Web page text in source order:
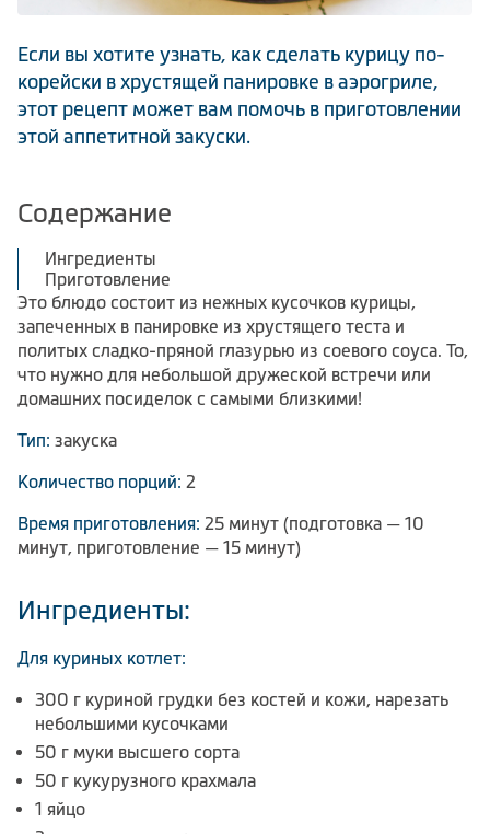
Если вы хотите узнать, как сделать курицу по-
корейски в хрустящей панировке в аэрогриле,
этот рецепт может вам помочь в приготовлении
этой аппетитной закуски.
Содержание
Ингредиенты
Приготовление
Это блюдо состоит из нежных кусочков курицы,
запеченных в панировке из хрустящего теста и
политых сладко-пряной глазурью из соевого соуса. То,
что нужно для небольшой дружеской встречи или
домашних посиделок с самыми близкими!
Тип: закуска
Количество порций: 2
Время приготовления: 25 минут (подготовка — 10
минут, приготовление — 15 минут)
Ингредиенты:
Для куриных котлет:
300 г куриной грудки без костей и кожи, нарезать
небольшими кусочками
50 г муки высшего сорта
50 г кукурузного крахмала
1 яйцо